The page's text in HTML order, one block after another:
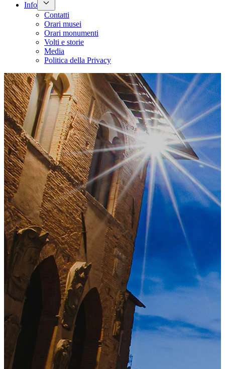
Info
Contatti
Orari musei
Orari monumenti
Volti e storie
Media
Politica della Privacy